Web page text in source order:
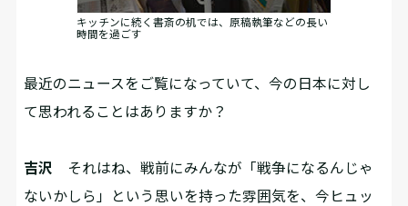
キッチンに続く書斎の机では、原稿執筆などの長い
時間を過ごす
――最近のニュースをご覧になっていて、今の日本に対し
て思われることはありますか？
吉沢
それはね、戦前にみんなが「戦争になるんじゃ
ないかしら」という思いを持った雰囲気を、今ヒュッ